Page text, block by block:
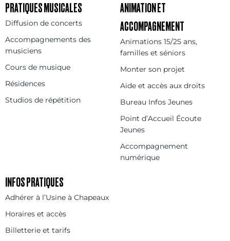
PRATIQUES MUSICALES
Diffusion de concerts
Accompagnements des
musiciens
Cours de musique
Résidences
Studios de répétition
ANIMATION ET
ACCOMPAGNEMENT
Animations 15/25 ans,
familles et séniors
Monter son projet
Aide et accès aux droits
Bureau Infos Jeunes
Point d’Accueil Écoute
Jeunes
Accompagnement
numérique
INFOS PRATIQUES
Adhérer à l’Usine à Chapeaux
Horaires et accès
Billetterie et tarifs